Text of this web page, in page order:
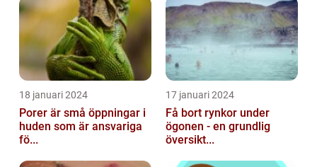
18 januari 2024
Porer är små öppningar i
huden som är ansvariga
fö...
17 januari 2024
Få bort rynkor under
ögonen - en grundlig
översikt...